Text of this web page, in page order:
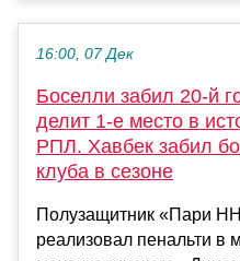
16:00, 07 Дек
Боселли забил 20-й
делит 1-е место в
РПЛ. Хавбек забил
клуба в сезоне
Полузащитник «Пари
реализовал пенальти в